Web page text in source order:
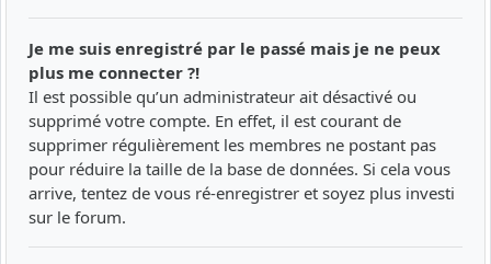
Je me suis enregistré par le passé mais je ne peux
plus me connecter ?!
Il est possible qu’un administrateur ait désactivé ou
supprimé votre compte. En effet, il est courant de
supprimer régulièrement les membres ne postant pas
pour réduire la taille de la base de données. Si cela vous
arrive, tentez de vous ré-enregistrer et soyez plus investi
sur le forum.